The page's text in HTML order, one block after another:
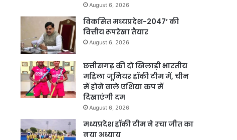
August 6, 2026
विकसित मध्यप्रदेश-2047’ की
वित्तीय रूपरेखा तैयार
August 6, 2026
छत्तीसगढ़ की दो खिलाड़ी भारतीय
महिला जूनियर हॉकी टीम में, चीन
में होने वाले एशिया कप में
दिखाएंगी दम
August 6, 2026
मध्यप्रदेश हॉकी टीम ने रचा जीत का
नया अध्याय